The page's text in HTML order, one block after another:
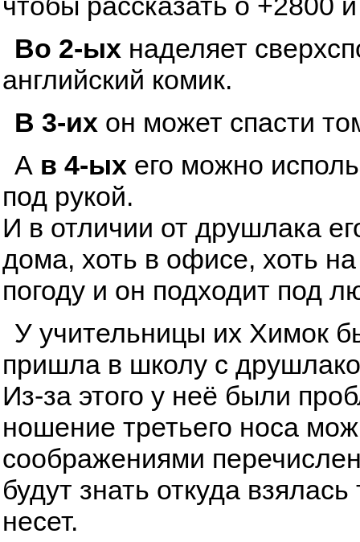
Во 2-ых наделяет
английский комик.
В 3-их он может спасти
А в 4-ых его можно
под рукой.
И в отличии от друшлака
дома, хоть в офисе, хоть
погоду и он подходит под
У учительницы их Химок
пришла в школу с
Из-за этого у неё были
ношение третьего носа
соображениями
будут знать откуда
несет.